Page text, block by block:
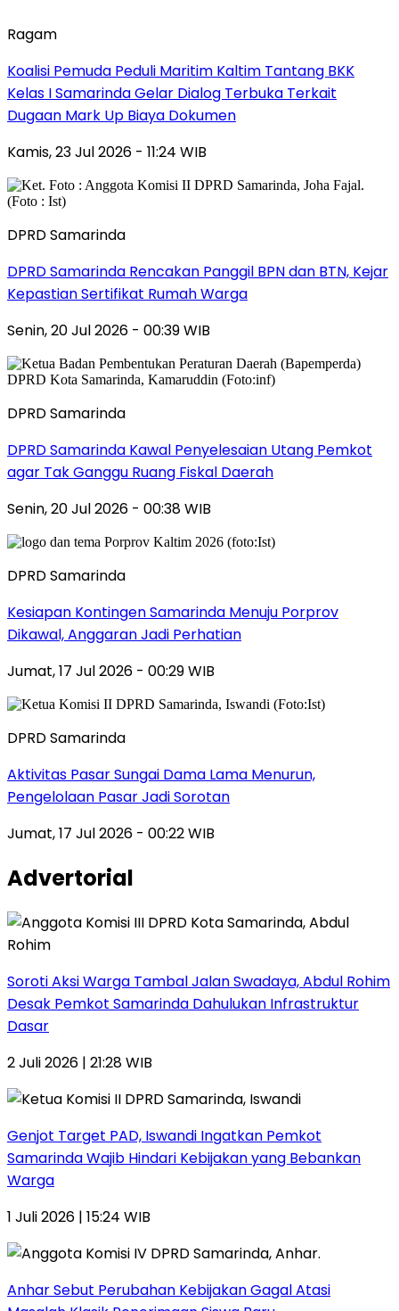
Ragam
Koalisi Pemuda Peduli Maritim Kaltim Tantang BKK
Kelas I Samarinda Gelar Dialog Terbuka Terkait
Dugaan Mark Up Biaya Dokumen
Kamis, 23 Jul 2026 - 11:24 WIB
DPRD Samarinda
DPRD Samarinda Rencakan Panggil BPN dan BTN, Kejar
Kepastian Sertifikat Rumah Warga
Senin, 20 Jul 2026 - 00:39 WIB
DPRD Samarinda
DPRD Samarinda Kawal Penyelesaian Utang Pemkot
agar Tak Ganggu Ruang Fiskal Daerah
Senin, 20 Jul 2026 - 00:38 WIB
DPRD Samarinda
Kesiapan Kontingen Samarinda Menuju Porprov
Dikawal, Anggaran Jadi Perhatian
Jumat, 17 Jul 2026 - 00:29 WIB
DPRD Samarinda
Aktivitas Pasar Sungai Dama Lama Menurun,
Pengelolaan Pasar Jadi Sorotan
Jumat, 17 Jul 2026 - 00:22 WIB
Advertorial
Soroti Aksi Warga Tambal Jalan Swadaya, Abdul Rohim
Desak Pemkot Samarinda Dahulukan Infrastruktur
Dasar
2 Juli 2026 | 21:28 WIB
Genjot Target PAD, Iswandi Ingatkan Pemkot
Samarinda Wajib Hindari Kebijakan yang Bebankan
Warga
1 Juli 2026 | 15:24 WIB
Anhar Sebut Perubahan Kebijakan Gagal Atasi